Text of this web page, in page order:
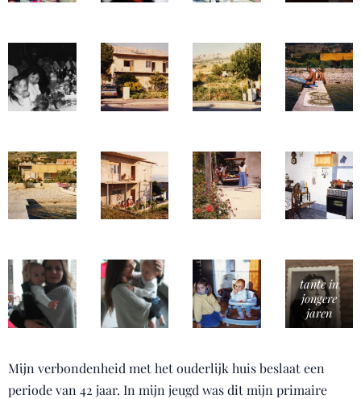
tante in
jongere
jaren
Mijn verbondenheid met het ouderlijk huis beslaat een
periode van 42 jaar. In mijn jeugd was dit mijn primaire